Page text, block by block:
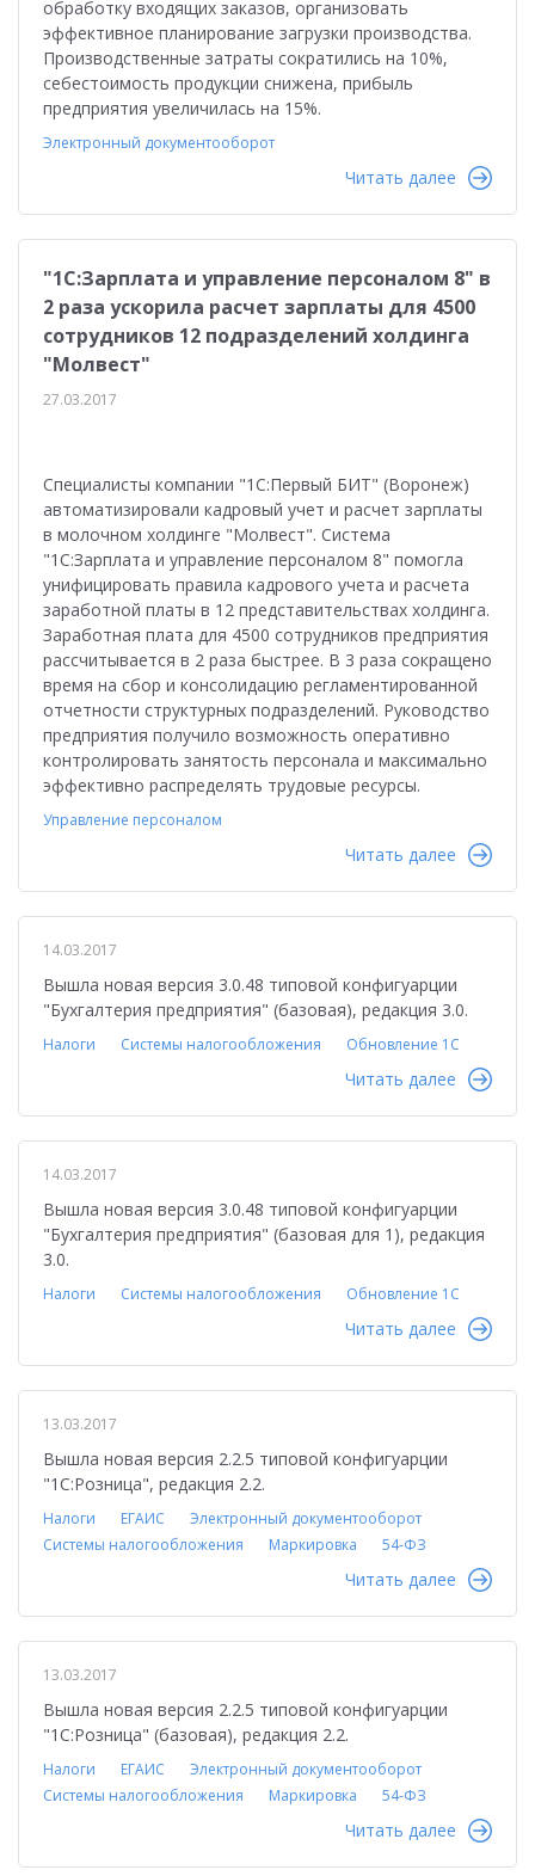
обработку входящих заказов, организовать
эффективное планирование загрузки производства.
Производственные затраты сократились на 10%,
себестоимость продукции снижена, прибыль
предприятия увеличилась на 15%.
Электронный документооборот
Читать далее
"1С:Зарплата и управление персоналом 8" в
2 раза ускорила расчет зарплаты для 4500
сотрудников 12 подразделений холдинга
"Молвест"
27.03.2017
Специалисты компании "1С:Первый БИТ" (Воронеж)
автоматизировали кадровый учет и расчет зарплаты
в молочном холдинге "Молвест". Система
"1С:Зарплата и управление персоналом 8" помогла
унифицировать правила кадрового учета и расчета
заработной платы в 12 представительствах холдинга.
Заработная плата для 4500 сотрудников предприятия
рассчитывается в 2 раза быстрее. В 3 раза сокращено
время на сбор и консолидацию регламентированной
отчетности структурных подразделений. Руководство
предприятия получило возможность оперативно
контролировать занятость персонала и максимально
эффективно распределять трудовые ресурсы.
Управление персоналом
Читать далее
14.03.2017
Вышла новая версия 3.0.48 типовой конфигуарции
"Бухгалтерия предприятия" (базовая), редакция 3.0.
Налоги Системы налогообложения Обновление 1С
Читать далее
14.03.2017
Вышла новая версия 3.0.48 типовой конфигуарции
"Бухгалтерия предприятия" (базовая для 1), редакция
3.0.
Налоги Системы налогообложения Обновление 1С
Читать далее
13.03.2017
Вышла новая версия 2.2.5 типовой конфигуарции
"1С:Розница", редакция 2.2.
Налоги ЕГАИС
Электронный документооборот
Системы налогообложения
Маркировка 54-ФЗ
Читать далее
13.03.2017
Вышла новая версия 2.2.5 типовой конфигуарции
"1С:Розница" (базовая), редакция 2.2.
Налоги ЕГАИС
Электронный документооборот
Системы налогообложения
Маркировка 54-ФЗ
Читать далее